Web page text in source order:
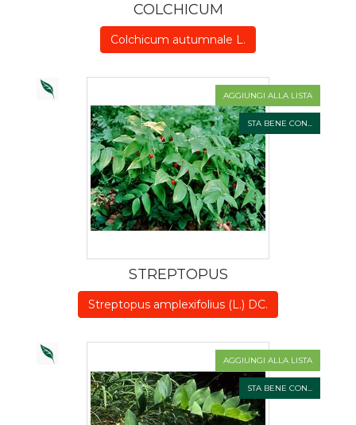
COLCHICUM
Colchicum autumnale L.
AGGIUNGI ALLA LISTA
STA BENE CON...
STREPTOPUS
Streptopus amplexifolius (L.) DC.
AGGIUNGI ALLA LISTA
STA BENE CON...